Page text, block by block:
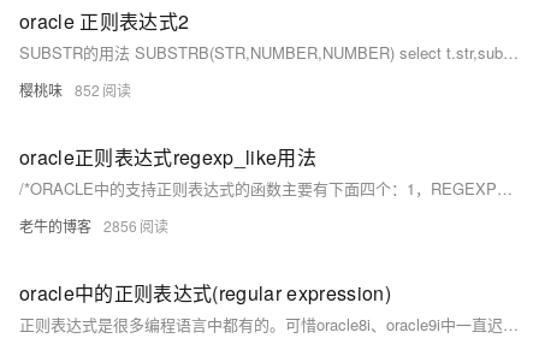
oracle 正则表达式2
SUBSTR的用法 SUBSTRB(STR,NUMBER,NUMBER) select t.str,substrb(t.str,2,1),substr(t.
樱桃味 852
oracle正则表达式regexp_like用法
/*ORACLE中的支持正则表达式的函数主要有下面四个：1，REGEXP_LIKE ：与LIKE的功能相似2，REGEXP_INSTR ：与INSTR的功能相似3，REGEXP_SUBSTR ：与SUBSTR的功能相似4，REGEXP_REPLACE ：与REPLACE的功能相似它们在用法上与Oracle SQL 函数LIKE、INSTR、SUBSTR 和REPLACE 用法相同，但是它们使用POSIX 正则表达式代替了老的百分号（%）和通配符（_）字符。
老牛的博客 2856
oracle中的正则表达式(regular expression)
正则表达式是很多编程语言中都有的。可惜oracle8i、oracle9i中一直迟迟不肯加入，好在oracle10g中终于增加了期盼已久的正则表达式功能。你可以在oracle10g中使用正则表达式肆意地匹配你想匹配的任何字符串了。